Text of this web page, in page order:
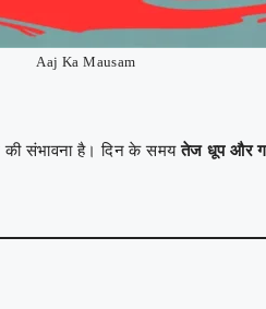
Aaj Ka Mausam
की संभावना है। दिन के समयतेज धूप और